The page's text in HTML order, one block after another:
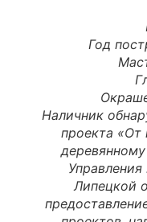
Год
Наличник
проекта
Липецкой